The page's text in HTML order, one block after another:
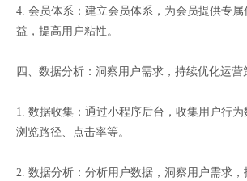
4. 会员体系：建立会员体系，为会员提供专
益，提高用户粘性。
四、数据分析：洞察用户需求，持续优化运营
1. 数据收集：通过小程序后台，收集用户行为
浏览路径、点击率等。
2. 数据分析：分析用户数据，洞察用户需求